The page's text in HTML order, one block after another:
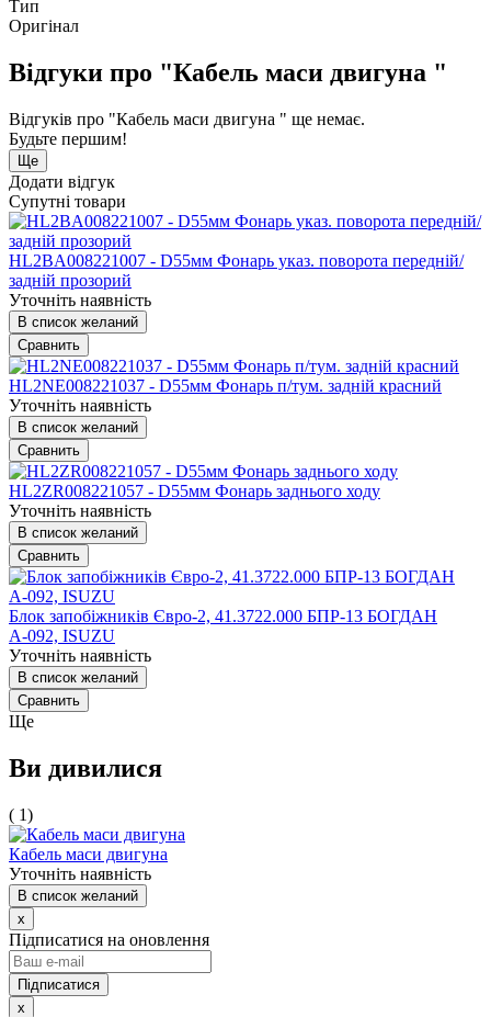
Тип
Оригінал
Відгуки про "Кабель маси двигуна "
Відгуків про "Кабель маси двигуна " ще немає.
Будьте першим!
Ще
Додати відгук
Супутні товари
HL2BA008221007 - D55мм Фонарь указ. поворота передній/
задній прозорий
Уточніть наявність
В список желаний
Сравнить
HL2NE008221037 - D55мм Фонарь п/тум. задній красний
Уточніть наявність
В список желаний
Сравнить
HL2ZR008221057 - D55мм Фонарь заднього ходу
Уточніть наявність
В список желаний
Сравнить
Блок запобіжників Євро-2, 41.3722.000 БПР-13 БОГДАН
А-092, ISUZU
Уточніть наявність
В список желаний
Сравнить
Ще
Ви дивилися
( 1)
Кабель маси двигуна
Уточніть наявність
В список желаний
x
Підписатися на оновлення
x